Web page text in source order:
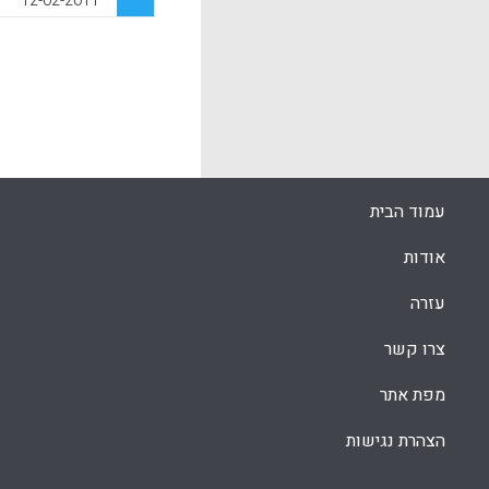
בשנת
משרד
להבטחת
עמוד הבית
אודות
עזרה
צרו קשר
מפת אתר
הצהרת נגישות